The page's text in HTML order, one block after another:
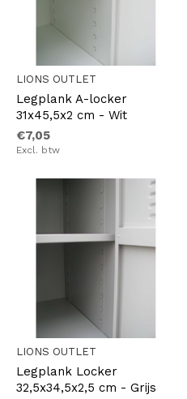
LIONS OUTLET
Legplank A-locker
31x45,5x2 cm - Wit
€7,05
Excl. btw
LIONS OUTLET
Legplank Locker
32,5x34,5x2,5 cm - Grijs